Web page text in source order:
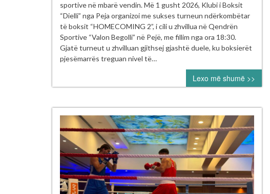
Boksit
“HOMECOMING
2”
u
mbajt
sukses
në
Pejë
sportive në mbarë vendin. Më 1 gusht 2026, Klubi i Boksit
“Dielli” nga Peja organizoi me sukses turneun ndërkombëtar
të boksit “HOMECOMING 2”, i cili u zhvillua në Qendrën
Sportive “Valon Begolli” në Pejë, me fillim nga ora 18:30.
Gjatë turneut u zhvilluan gjithsej gjashtë duele, ku boksierët
pjesëmarrës treguan nivel të…
Lexo më shumë >>